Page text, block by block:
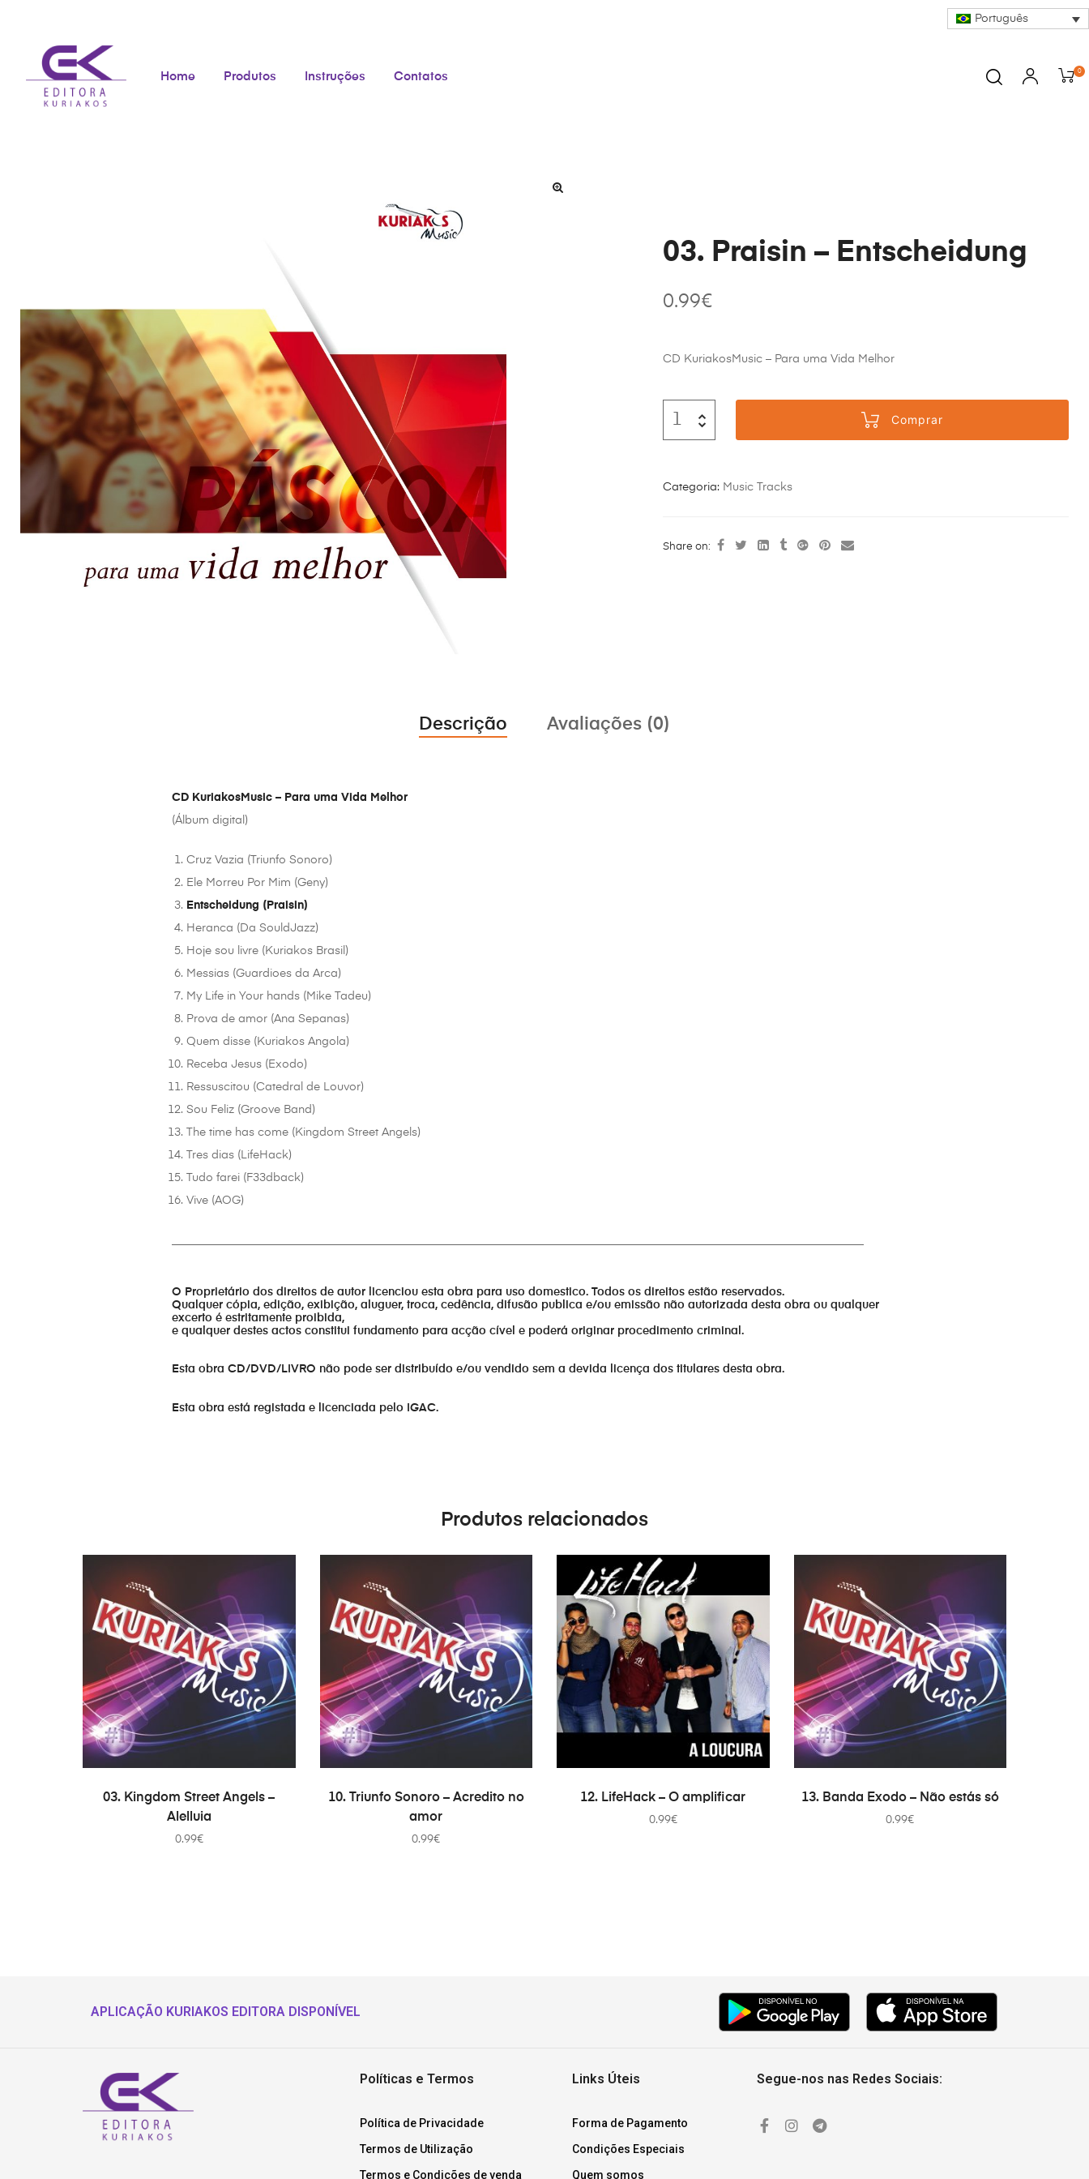
Português
Home Produtos Instruções Contatos 0
03. Praisin – Entscheidung
0.99€
CD KuriakosMusic – Para uma Vida Melhor
Comprar
Categoria: Music Tracks
Share on:
Descrição Avaliações (0)
CD KuriakosMusic – Para uma Vida Melhor
(Álbum digital)
Cruz Vazia (Triunfo Sonoro)
Ele Morreu Por Mim (Geny)
Entscheidung (Praisin)
Heranca (Da SouldJazz)
Hoje sou livre (Kuriakos Brasil)
Messias (Guardioes da Arca)
My Life in Your hands (Mike Tadeu)
Prova de amor (Ana Sepanas)
Quem disse (Kuriakos Angola)
Receba Jesus (Exodo)
Ressuscitou (Catedral de Louvor)
Sou Feliz (Groove Band)
The time has come (Kingdom Street Angels)
Tres dias (LifeHack)
Tudo farei (F33dback)
Vive (AOG)
O Proprietário dos direitos de autor licenciou esta obra para uso domestico. Todos os direitos estão reservados.
Qualquer cópia, edição, exibição, aluguer, troca, cedência, difusão publica e/ou emissão não autorizada desta obra ou qualquer
excerto é estritamente proibida,
e qualquer destes actos constitui fundamento para acção cível e poderá originar procedimento criminal.
Esta obra CD/DVD/LIVRO não pode ser distribuído e/ou vendido sem a devida licença dos titulares desta obra.
Esta obra está registada e licenciada pelo IGAC.
Produtos relacionados
COMPRAR
03. Kingdom Street Angels –
Alelluia
0.99€
COMPRAR
10. Triunfo Sonoro – Acredito no
amor
0.99€
COMPRAR
12. LifeHack – O amplificar
0.99€
COMPRAR
13. Banda Exodo – Não estás só
0.99€
APLICAÇÃO KURIAKOS EDITORA DISPONÍVEL
Políticas e Termos
Política de Privacidade
Termos de Utilização
Termos e Condições de venda
Links Úteis
Forma de Pagamento
Condições Especiais
Quem somos
Segue-nos nas Redes Sociais: